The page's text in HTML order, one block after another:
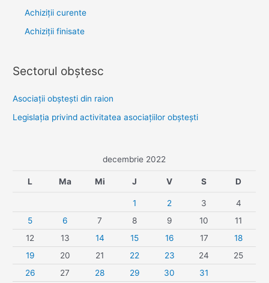
Achiziții curente
Achiziții finisate
Sectorul obştesc
Asociaţii obşteşti din raion
Legislaţia privind activitatea asociaţiilor obşteşti
decembrie 2022
L Ma Mi J V S D
1 2 3
4
5
6 7 8 9 10
11
12
13 14 15 16 17
18
19
20 21 22 23 24
25
26
27 28 29 30 31